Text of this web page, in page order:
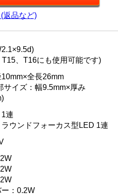
返品など)
T15、T16にも使用可能です)
全長26mm
サイズ：幅9.5mm×厚み
連
ウンドフォーカス型LED 1連
：0.2W